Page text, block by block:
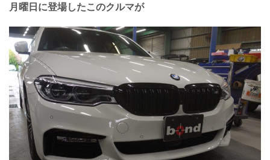
月曜日に登場したこのクルマが